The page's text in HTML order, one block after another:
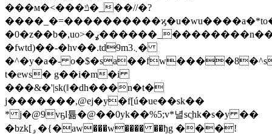
���м�<���ݿ�_��//�?
�0�z��b�,uo>�ߩ������_��������n
�fwtd)��-�hv��.td9m܆3�
�^�y�a�-
t�ews� g��i�m�i
���&�'|sk(ǁ�dh���n�t�
j�������,@ej�y�f[ú�ue��sk��
* j�@9vҕl튦�@��0yk��%5;v*녈sс̼hk�s�y ��
�bzk[ۅ�{�aw���w���� ��ђg ���!